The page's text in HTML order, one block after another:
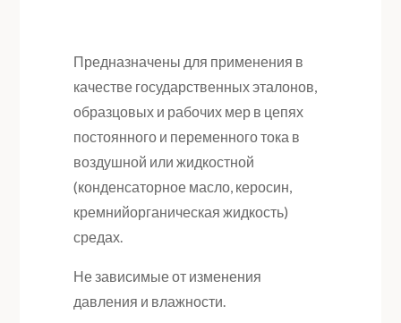
Предназначены для применения в
качестве государственных эталонов,
образцовых и рабочих мер в цепях
постоянного и переменного тока в
воздушной или жидкостной
(конденсаторное масло, керосин,
кремнийорганическая жидкость)
средах.
Не зависимые от изменения
давления и влажности.